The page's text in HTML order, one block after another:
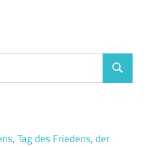
Suchen
Tag des Friedens, der